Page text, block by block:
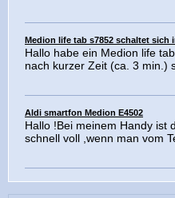
Medion life tab s7852 schaltet sich
Hallo habe ein Medion life
nach kurzer Zeit (ca. 3 min.)
Aldi smartfon Medion E4502
Hallo !Bei meinem Handy ist
schnell voll ,wenn man vom